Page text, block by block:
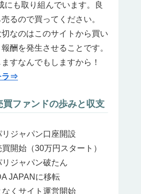
にも取り組んでいます。良
るので買ってください。
なのはこのサイトから買い
酬を発生させることです。
すなんでもしますから！
ラ⇒
ファンドの歩みと収支
ジャパン口座開設
開始（30万円スタート）
ジャパン破たん
JAPANに移転
くサイト運営開始